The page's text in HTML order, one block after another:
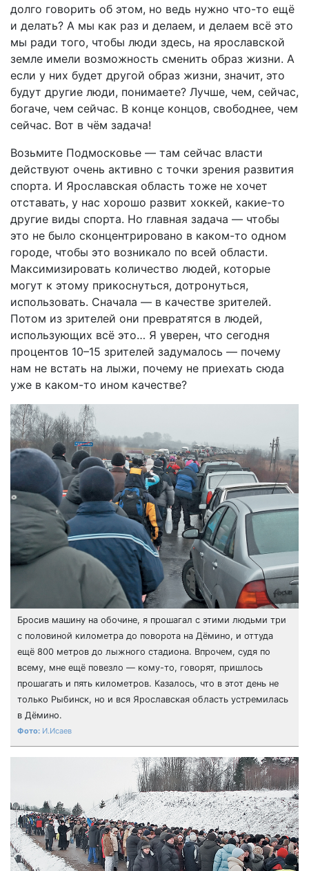
долго говорить об этом, но ведь нужно что-то ещё
и делать? А мы как раз и делаем, и делаем всё это
мы ради того, чтобы люди здесь, на ярославской
земле имели возможность сменить образ жизни. А
если у них будет другой образ жизни, значит, это
будут другие люди, понимаете? Лучше, чем, сейчас,
богаче, чем сейчас. В конце концов, свободнее, чем
сейчас. Вот в чём задача!
Возьмите Подмосковье — там сейчас власти
действуют очень активно с точки зрения развития
спорта. И Ярославская область тоже не хочет
отставать, у нас хорошо развит хоккей, какие-то
другие виды спорта. Но главная задача — чтобы
это не было сконцентрировано в каком-то одном
городе, чтобы это возникало по всей области.
Максимизировать количество людей, которые
могут к этому прикоснуться, дотронуться,
использовать. Сначала — в качестве зрителей.
Потом из зрителей они превратятся в людей,
использующих всё это… Я уверен, что сегодня
процентов 10–15 зрителей задумалось — почему
нам не встать на лыжи, почему не приехать сюда
уже в каком-то ином качестве?
Бросив машину на обочине, я прошагал с этими людьми три
с половиной километра до поворота на Дёмино, и оттуда
ещё 800 метров до лыжного стадиона. Впрочем, судя по
всему, мне ещё повезло — кому-то, говорят, пришлось
прошагать и пять километров. Казалось, что в этот день не
только Рыбинск, но и вся Ярославская область устремилась
в Дёмино.
И.Исаев